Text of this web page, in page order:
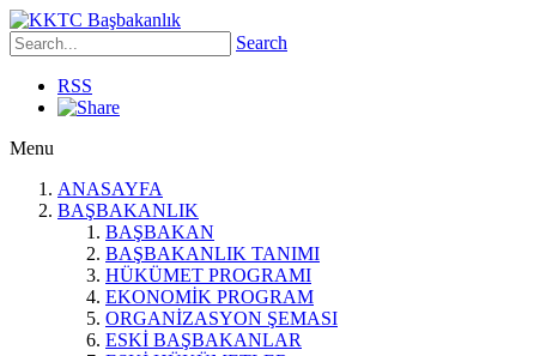
Search
RSS
Menu
ANASAYFA
BAŞBAKANLIK
BAŞBAKAN
BAŞBAKANLIK TANIMI
HÜKÜMET PROGRAMI
EKONOMİK PROGRAM
ORGANİZASYON ŞEMASI
ESKİ BAŞBAKANLAR